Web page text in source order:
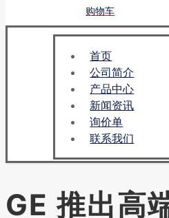
购物车
首页
公司简介
产品中心
新闻资讯
询价单
联系我们
GE 推出高